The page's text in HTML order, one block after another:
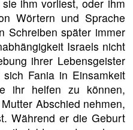
ihm vorliest, oder ihm
Wörtern und Sprache
Schreiben später immer
Israels nicht
ihrer Lebensgeister
Fania in Einsamkeit
ihr helfen zu können,
Abschied nehmen,
Während er die Geburt